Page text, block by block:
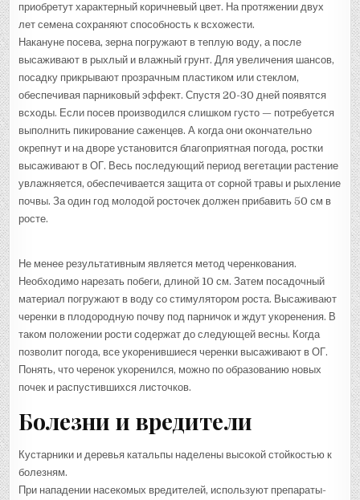
приобретут характерный коричневый цвет. На протяжении двух
лет семена сохраняют способность к всхожести.
Накануне посева, зерна погружают в теплую воду, а после
высаживают в рыхлый и влажный грунт. Для увеличения шансов,
посадку прикрывают прозрачным пластиком или стеклом,
обеспечивая парниковый эффект. Спустя 20-30 дней появятся
всходы. Если посев производился слишком густо — потребуется
выполнить пикирование саженцев. А когда они окончательно
окрепнут и на дворе установится благоприятная погода, ростки
высаживают в ОГ. Весь последующий период вегетации растение
увлажняется, обеспечивается защита от сорной травы и рыхление
почвы. За один год молодой росточек должен прибавить 50 см в
росте.
Не менее результативным является метод черенкования.
Необходимо нарезать побеги, длиной 10 см. Затем посадочный
материал погружают в воду со стимулятором роста. Высаживают
черенки в плодородную почву под парничок и ждут укоренения. В
таком положении рости содержат до следующей весны. Когда
позволит погода, все укоренившиеся черенки высаживают в ОГ.
Понять, что черенок укоренился, можно по образованию новых
почек и распустившихся листочков.
Болезни и вредители
Кустарники и деревья катальпы наделены высокой стойкостью к
болезням.
При нападении насекомых вредителей, используют препараты-